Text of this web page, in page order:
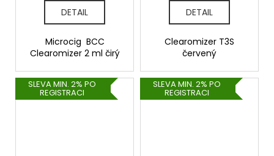
DETAIL
Microcig BCC
Clearomizer 2 ml čirý
DETAIL
Clearomizer T3S
červený
SLEVA MIN. 2% PO
REGISTRACI
SLEVA MIN. 2% PO
REGISTRACI